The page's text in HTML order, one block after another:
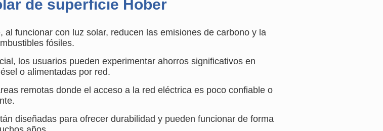
de superficie Hober
funcionar con luz solar, reducen las emisiones de carbono y la
fósiles.
los usuarios pueden experimentar ahorros significativos en
o alimentadas por red.
remotas donde el acceso a la red eléctrica es poco confiable o
diseñadas para ofrecer durabilidad y pueden funcionar de forma